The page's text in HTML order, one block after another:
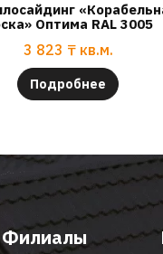
Оптима RAL 3005
3 823 ₸ кв.м.
Подробнее
Филиалы